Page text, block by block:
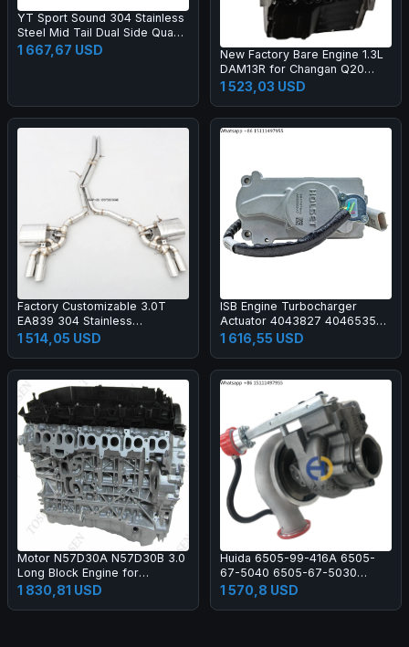
YT Sport Sound 304 Stainless
Steel Mid Tail Dual Side Quad
Exhaust with Electronic Valve
for Porsche Cayenne 958
1 667,67 USD
New Factory Bare Engine 1.3L
DAM13R for Changan Q20
Chana T20 Hafei Zhongyi
Junyi Engine Long Block
1 523,03 USD
Factory Customizable 3.0T
EA839 304 Stainless
Steel/Titanium Valved Exhaust
System Designed Specifically
1 514,05 USD
ISB Engine Turbocharger
Actuator 4043827 4046535
0451105 for Pickup Truck Ram
2500 3500 2007-2009 New
1 616,55 USD
Motor N57D30A N57D30B 3.0
Long Block Engine for
Remanufactured with Warranty
1 830,81 USD
Huida 6505-99-416A 6505-
67-5040 6505-67-5030
Turbocharger Turbo Kit for
PC200 PC300 PC400
1 570,8 USD